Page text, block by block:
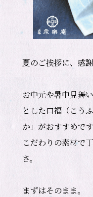
夏のご挨拶に、感
お中元や暑中見舞
とした口福（こう
か」がおすすめです
こだわりの素材で
さ。
まずはそのまま。